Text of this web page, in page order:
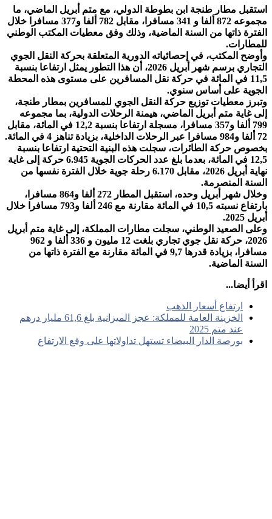
مطار طنجة ابن بطوطة الدولي، مع متم أبريل الماضي، ما
مجموعه 872 ألفا و 341 مسافرا، مقابل 782 ألفا و377 مسافرا خلال
ذاتها من السنة الماضية، وذلك وفق معطيات المكتب الوطني
المكتب، في إحصائياته الدورية المتعلقة بحركة النقل الجوي
التجاري برسم شهر أبريل 2026، أن هذا التطور يمثل ارتفاعا بنسبة
11,5 في المائة في حركة نقل المسافرين على مستوى هذه المحطة
على أساس سنوي.
معطيات توزيع حركة النقل الجوي للمسافرين بمطار طنجة،
غاية متم أبريل الماضي، هيمنة الرحلات الدولية، بما مجموعه
799 ألفا و357 مسافرا، مسجلة ارتفاعا بنسبة 12,2 في المائة، مقابل
حركة الطائرات، سجلت هذه البنية التحتية ارتفاعا بنسبة
12,5 في المائة، بعدما بلغ عدد الحركات الجوية 6.945 حركة إلى غاية
نهاية أبريل 2026، مقابل 6.170 رحلة جوية خلال الفترة نفسها من
المنصرمة.
وخلال شهر أبريل وحده، استقبل المطار 272 ألفا و864 مسافرا،
بارتفاع نسبته 10,5 في المائة مقارنة مع 246 ألفا و793 مسافرا خلال
الصعيد الوطني، سجلت مطارات المملكة، إلى غاية متم أبريل
2026، حركة نقل جوي تجاري بلغت 12 مليون و 336 ألفا و 962
مسافرا، بزيادة قدرها 9,7 في المائة مقارنة مع الفترة ذاتها من
الماضية.
أيضا...
ارتفاع أسعار الذهب
الخزينة العامة للمملكة: عجز الميزانية بلغ 61,6 مليار درهم
عند متم 2025
بورصة الدار البيضاء تستهل تداولاتها على وقع الارتفاع